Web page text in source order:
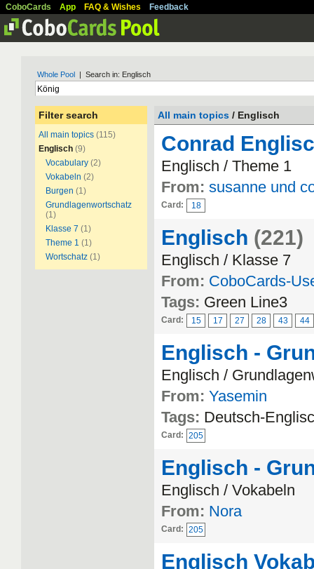
CoboCards App FAQ & Wishes Feedback
Whole Pool | Search in: Englisch
Filter search
All main topics (115)
Englisch (9)
Vocabulary (2)
Vokabeln (2)
Burgen (1)
Grundlagenwortschatz
(1)
Klasse 7 (1)
Theme 1 (1)
Wortschatz (1)
All main topics / Englisch
Conrad
Englisch / Theme 1
From: susanne und
Card: 18
Englisch (221)
Englisch / Klasse 7
From: CoboCards-
Tags: Green Line3
Card: 15 17 27 28 43 44
Englisch -
Englisch /
From: Yasemin
Tags: Deutsch-
Card: 205
Englisch -
Englisch / Vokabeln
From: Nora
Card: 205
Englisch